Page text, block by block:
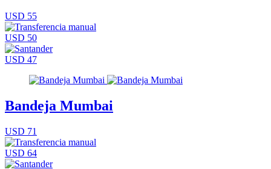
USD 55
USD 50
USD 47
Bandeja Mumbai
USD 71
USD 64